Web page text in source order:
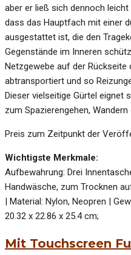
aber er ließ sich dennoch
dass das Hauptfach mit einer
ausgestattet ist, die den
Gegenstände im Inneren
Netzgewebe auf der Rückseite
abtransportiert und so
Dieser vielseitige Gürtel eignet
zum Spazierengehen,
Preis zum Zeitpunkt der
Wichtigste Merkmale:
Aufbewahrung: Drei
Handwäsche, zum Trocknen
| Material: Nylon, Neopren |
20.32 x 22.86 x 25.4 cm;
Mit Touchscreen